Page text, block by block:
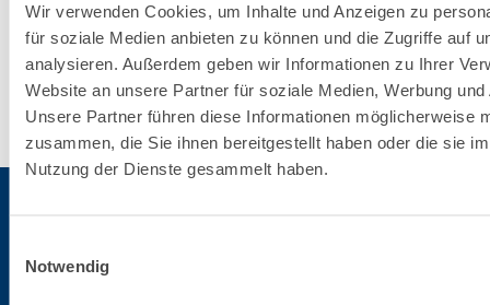
Wir verwenden Cookies, um Inhalte und Anzeigen zu
für soziale Medien anbieten zu können und die Zugriffe auf
analysieren. Außerdem geben wir Informationen zu Ihrer
Website an unsere Partner für soziale Medien, Werbung
Unsere Partner führen diese Informationen möglicherweise
zusammen, die Sie ihnen bereitgestellt haben oder die sie
Nutzung der Dienste gesammelt haben.
Notwendig
WANDBELÄGE
Erfahre
mehr
Für die Newsletter anmelden